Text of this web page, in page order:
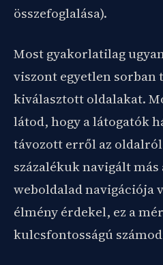
összefoglalása).
Most gyakorlatilag
viszont egyetlen sorban
kiválasztott oldalakat.
látod, hogy a látogatók
távozott erről az
százalékuk navigált
weboldalad navigációja
élmény érdekel, ez a
kulcsfontosságú